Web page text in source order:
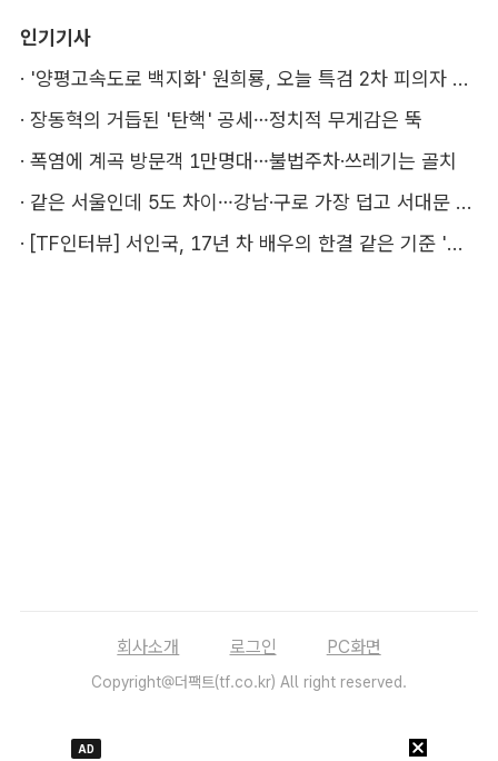
인기기사
·
'양평고속도로 백지화' 원희룡, 오늘 특검 2차 피의자 조사
· 장동혁의 거듭된 '탄핵' 공세…정치적 무게감은 뚝
· 폭염에 계곡 방문객 1만명대…불법주차·쓰레기는 골치
·
같은 서울인데 5도 차이…강남·구로 가장 덥고 서대문 낫다
·
[TF인터뷰] 서인국, 17년 차 배우의 한결 같은 기준 '성장'
회사소개 로그인 PC화면
Copyright@더팩트(tf.co.kr) All right reserved.
AD